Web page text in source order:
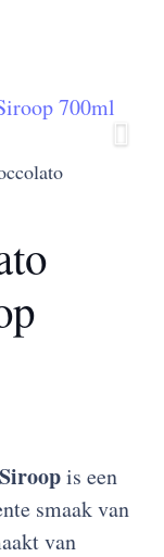
is een
smaak van
van